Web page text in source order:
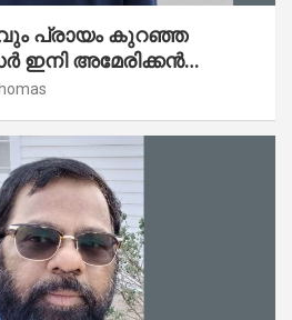
പ്രായം കുറഞ്ഞ
അമേരിക്കൻ